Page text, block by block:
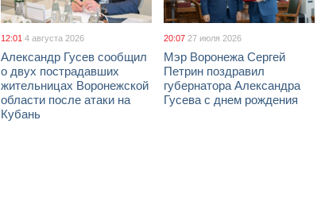
12:01 4 августа 2026
Александр Гусев сообщил
о двух пострадавших
жительницах Воронежской
области после атаки на
Кубань
20:07 27 июля 2026
Мэр Воронежа Сергей
Петрин поздравил
губернатора Александра
Гусева с днем рождения